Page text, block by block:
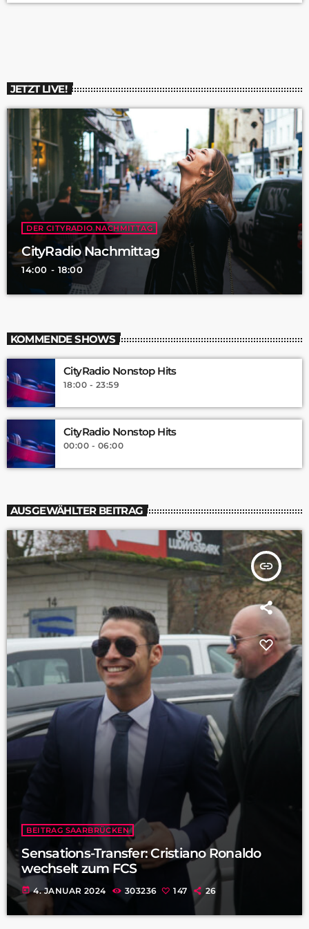
JETZT LIVE!
DER CITYRADIO NACHMITTAG
CityRadio Nachmittag
14:00 - 18:00
KOMMENDE SHOWS
CityRadio Nonstop Hits
18:00 - 23:59
CityRadio Nonstop Hits
00:00 - 06:00
AUSGEWÄHLTER BEITRAG
insert_link
BEITRAG SAARBRÜCKEN
Sensations-Transfer: Cristiano Ronaldo
wechselt zum FCS
today 4. JANUAR 2024 303236 147 26